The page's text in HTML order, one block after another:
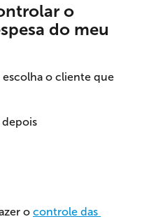
o
do meu
escolha o cliente que
depois
o controle das